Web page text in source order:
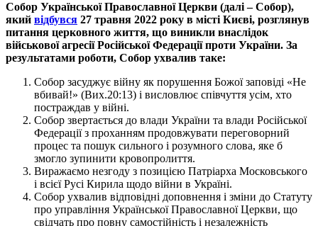
Собор Української Православної Церкви (далі – Собор),
який відбувся 27 травня 2022 року в місті Києві, розглянув
питання церковного життя, що виникли внаслідок
військової агресії Російської Федерації проти України. За
результатами роботи, Собор ухвалив таке:
Собор засуджує війну як порушення Божої заповіді «Не
вбивай!» (Вих.20:13) і висловлює співчуття усім, хто
постраждав у війні.
Собор звертається до влади України та влади Російської
Федерації з проханням продовжувати переговорний
процес та пошук сильного і розумного слова, яке б
змогло зупинити кровопролиття.
Виражаємо незгоду з позицією Патріарха Московського
і всієї Русі Кирила щодо війни в Україні.
Собор ухвалив відповідні доповнення і зміни до Статуту
про управління Української Православної Церкви, що
свідчать про повну самостійність і незалежність